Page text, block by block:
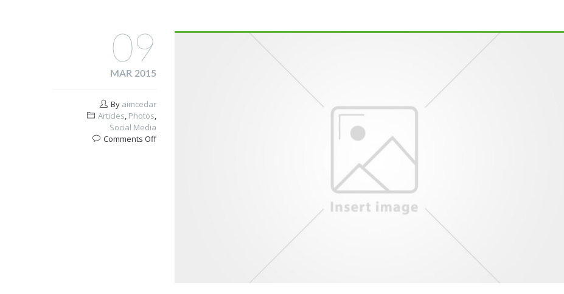
09
MAR 2015
By aimcedar
Articles, Photos,
Social Media
Comments Offon